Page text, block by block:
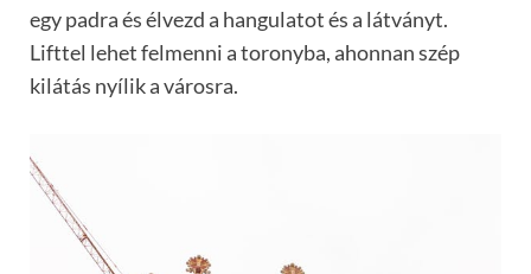
egy padra és élvezd a hangulatot és a látványt.
Lifttel lehet felmenni a toronyba, ahonnan szép
kilátás nyílik a városra.